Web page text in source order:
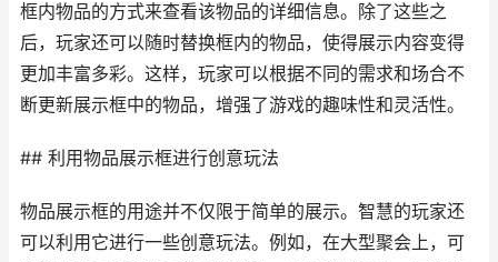
框内物品的方式来查看该物品的详细信息。除了这些之
后，玩家还可以随时替换框内的物品，使得展示内容变得
更加丰富多彩。这样，玩家可以根据不同的需求和场合不
断更新展示框中的物品，增强了游戏的趣味性和灵活性。
## 利用物品展示框进行创意玩法
物品展示框的用途并不仅限于简单的展示。智慧的玩家还
可以利用它进行一些创意玩法。例如，在大型聚会上，可